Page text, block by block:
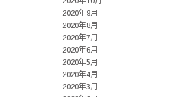
2020年9月
2020年8月
2020年7月
2020年6月
2020年5月
2020年4月
2020年3月